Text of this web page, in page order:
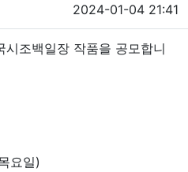
2024-01-04 21:41
조백일장 작품을 공모합니
요일)